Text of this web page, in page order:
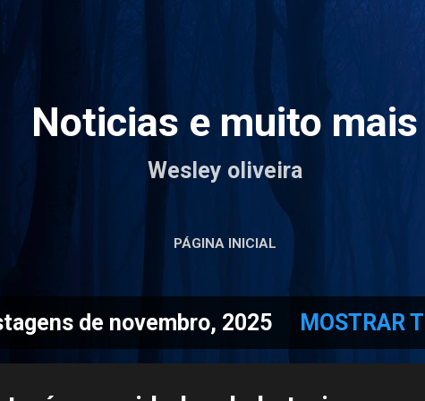
Noticias e muito mais
Wesley oliveira
PÁGINA INICIAL
de novembro, 2025 MOSTRAR